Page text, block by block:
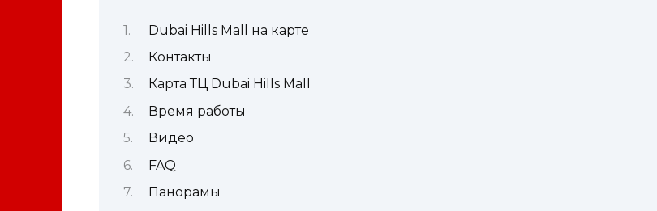
Dubai Hills Mall на карте
Контакты
Карта ТЦ Dubai Hills Mall
Время работы
Видео
FAQ
Панорамы